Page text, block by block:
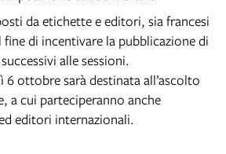
da etichette e editori, sia francesi
di incentivare la pubblicazione di
alle sessioni.
6 ottobre sarà destinata all’ascolto
a cui parteciperanno anche
editori internazionali.